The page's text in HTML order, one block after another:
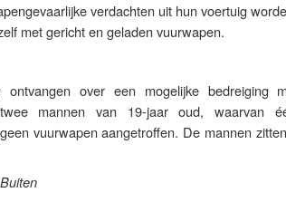
verdachten uit hun voertuig
met gericht en geladen vuurwapen.
over een mogelijke bedreiging
mannen van 19-jaar oud, waarvan
vuurwapen aangetroffen. De mannen